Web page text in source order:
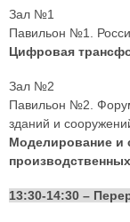
Зал №1
Павильон №1.
Цифровая
Зал №2
Павильон №2.
зданий и
Моделирование и
13:30-14:30 –